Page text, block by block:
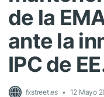
de la
ante la
IPC de
fxstreet.es 12 Mayo